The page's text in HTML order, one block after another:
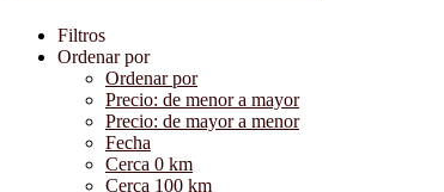
Filtros
Ordenar por
Ordenar por
Precio: de menor a mayor
Precio: de mayor a menor
Fecha
Cerca 0 km
Cerca 100 km